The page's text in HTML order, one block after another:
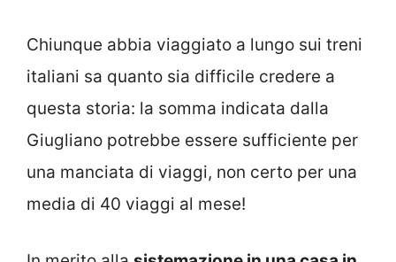
Chiunque abbia viaggiato a lungo sui treni
italiani sa quanto sia difficile credere a
questa storia: la somma indicata dalla
Giugliano potrebbe essere sufficiente per
una manciata di viaggi, non certo per una
media di 40 viaggi al mese!